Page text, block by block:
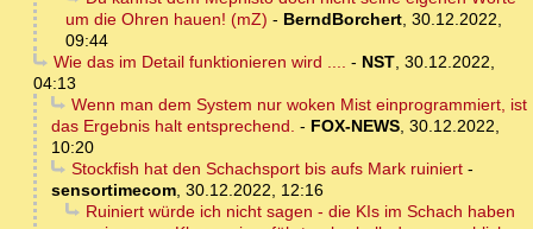
um die Ohren hauen! (mZ) - BerndBorchert, 30.12.2022,
09:44
Wie das im Detail funktionieren wird .... - NST, 30.12.2022,
04:13
Wenn man dem System nur woken Mist einprogrammiert, ist
das Ergebnis halt entsprechend. - FOX-NEWS, 30.12.2022,
10:20
Stockfish hat den Schachsport bis aufs Mark ruiniert-
sensortimecom, 30.12.2022, 12:16
Ruiniert würde ich nicht sagen - die KIs im Schach haben